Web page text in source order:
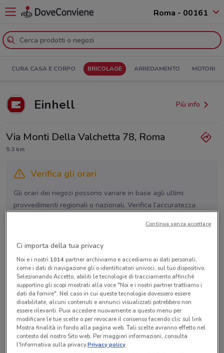
Roma - 00161
CURA CASA E CORPO BRICOLAGE ARREDAMENTO MOTORI
Einhell Più info
Via Monti Della Valchetta 78, Roma
9.3 km
Verifica gli orari
Gli orari dei negozi possono variare in base agli ultimi
provvedimenti regionali o nazionali. Verifica l’accuratezza
Lunedì n.d.
Martedì n.d.
Mercoledì n.d.
Giovedì n.d.
Venerdì n.d.
Sabato n.d.
Domenica n.d.
06 336 107 03
Ferramenta Santoni Marco
Tutte le promozioni di questo negozio
Ci importa della tua privacy
Noi e i nostri 1014partner archiviamo e accediamo ai dati personali,
come i dati di navigazione gli o identificatori univoci, sul tuo dispositivo.
Selezionando Accetto, abiliti le tecnologie di tracciamento affinché
supportino gli scopi mostrati alla voce "Noi e i nostri partner trattiamo i
dati da fornire". Nel caso in cui queste tecnologie dovessero essere
disabilitate, alcuni contenuti e annunci visualizzati potrebbero non
essere rilevanti. Puoi accedere nuovamente a questo menu per
modificare le tue scelte o per revocare il consenso facendo clic sul link
Mostra finalità in fondo alla pagina web. Tali scelte avranno effetto nel
contesto del nostro Sito web. Per maggiori informazioni, consulta
l'Informativa sulla privacy.Privacy policy
Continua senza accettare